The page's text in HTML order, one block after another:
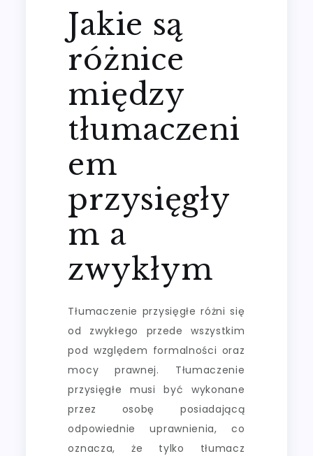
Jakie są
różnice
między
tłumaczeni
em
przysięgły
m a
zwykłym
Tłumaczenie przysięgłe różni się
od zwykłego przede wszystkim
pod względem formalności oraz
mocy prawnej. Tłumaczenie
przysięgłe musi być wykonane
przez osobę posiadającą
odpowiednie uprawnienia, co
oznacza, że tylko tłumacz